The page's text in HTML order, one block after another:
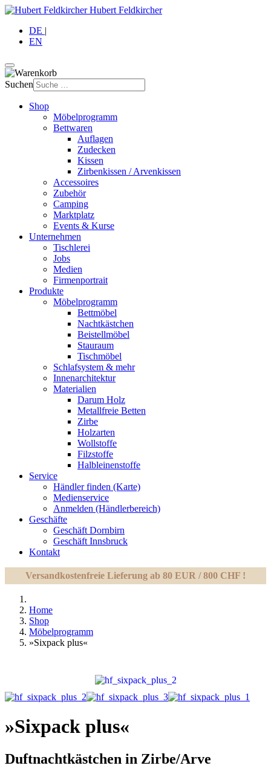
Hubert Feldkircher
DE |
EN
Suchen
Shop
Möbelprogramm
Bettwaren
Auflagen
Zudecken
Kissen
Zirbenkissen / Arvenkissen
Accessoires
Zubehör
Camping
Marktplatz
Events & Kurse
Unternehmen
Tischlerei
Jobs
Medien
Firmenportrait
Produkte
Möbelprogramm
Bettmöbel
Nachtkästchen
Beistellmöbel
Stauraum
Tischmöbel
Schlafsystem & mehr
Innenarchitektur
Materialien
Darum Holz
Metallfreie Betten
Zirbe
Holzarten
Wollstoffe
Filzstoffe
Halbleinenstoffe
Service
Händler finden (Karte)
Medienservice
Anmelden (Händlerbereich)
Geschäfte
Geschäft Dornbirn
Geschäft Innsbruck
Kontakt
Versandkostenfreie Lieferung ab 80 EUR / 800 CHF !
Home
Shop
Möbelprogramm
»Sixpack plus«
»Sixpack plus«
Duftnachtkästchen in Zirbe/Arve